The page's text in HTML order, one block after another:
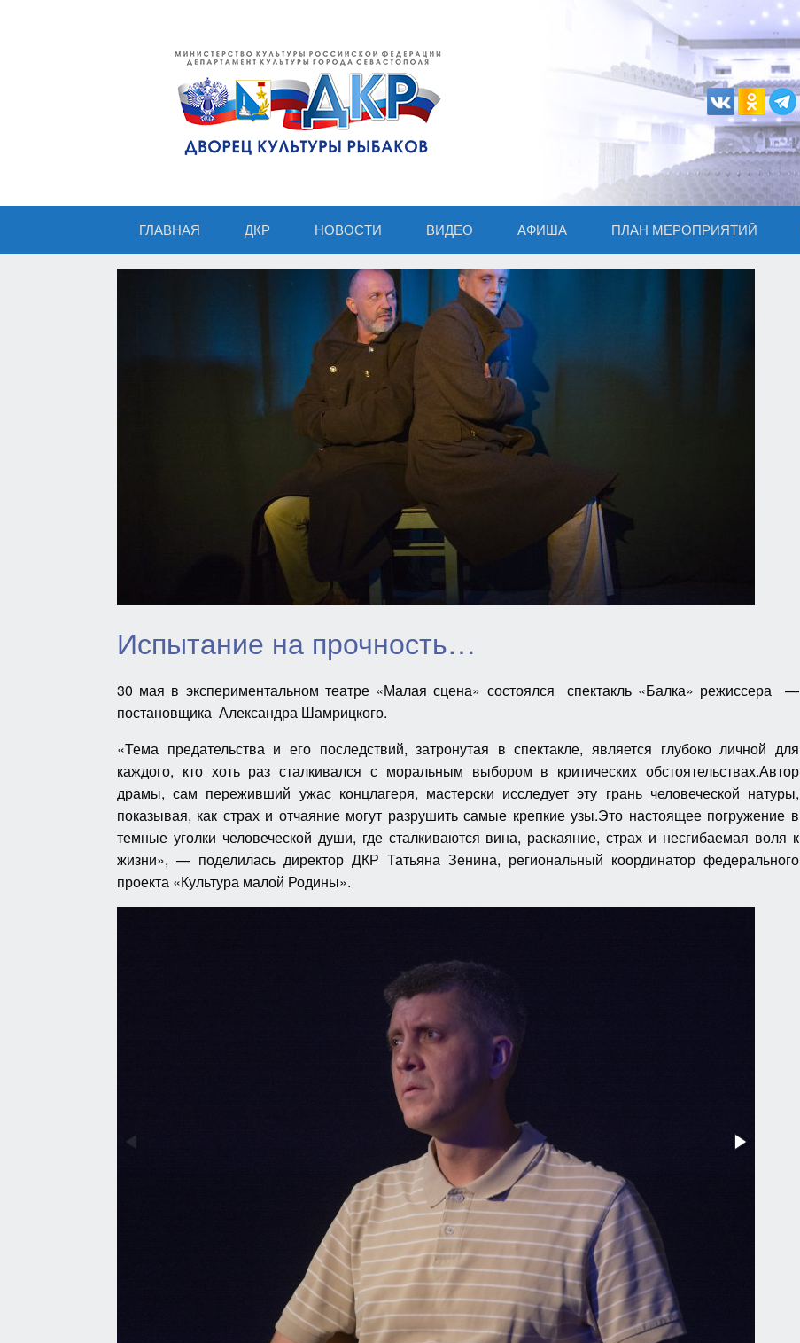
ГЛАВНАЯ ДКР НОВОСТИ ВИДЕО АФИША ПЛАН МЕРОПРИЯТИЙ
Испытание на прочность…
30 мая в экспериментальном театре «Малая сцена» состоялся спектакль «Балка» режиссера —
постановщика Александра Шамрицкого.
«Тема предательства и его последствий, затронутая в спектакле, является глубоко личной для
каждого, кто хоть раз сталкивался с моральным выбором в критических обстоятельствах.Автор
драмы, сам переживший ужас концлагеря, мастерски исследует эту грань человеческой натуры,
показывая, как страх и отчаяние могут разрушить самые крепкие узы.Это настоящее погружение в
темные уголки человеческой души, где сталкиваются вина, раскаяние, страх и несгибаемая воля к
жизни», — поделилась директор ДКР Татьяна Зенина, региональный координатор федерального
проекта «Культура малой Родины».